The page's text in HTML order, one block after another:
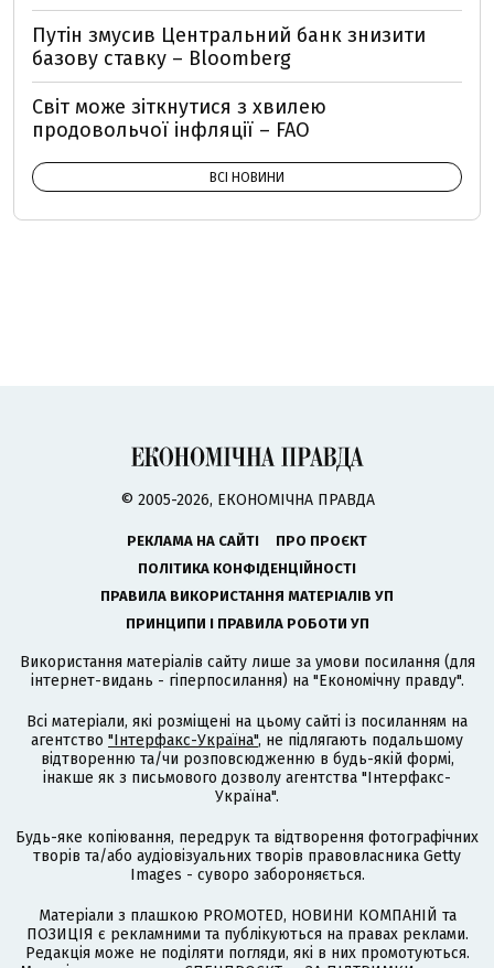
Путін змусив Центральний банк знизити
базову ставку – Bloomberg
Світ може зіткнутися з хвилею
продовольчої інфляції – FAO
ВСІ НОВИНИ
© 2005-2026, ЕКОНОМІЧНА ПРАВДА
РЕКЛАМА НА САЙТІ
ПРО ПРОЄКТ
ПОЛІТИКА КОНФІДЕНЦІЙНОСТІ
ПРАВИЛА ВИКОРИСТАННЯ МАТЕРІАЛІВ УП
ПРИНЦИПИ І ПРАВИЛА РОБОТИ УП
Використання матеріалів сайту лише за умови посилання (для
інтернет-видань - гіперпосилання) на "Економічну правду".
Всі матеріали, які розміщені на цьому сайті із посиланням на
агентство "Інтерфакс-Україна", не підлягають подальшому
відтворенню та/чи розповсюдженню в будь-якій формі,
інакше як з письмового дозволу агентства "Інтерфакс-
Україна".
Будь-яке копіювання, передрук та відтворення фотографічних
творів та/або аудіовізуальних творів правовласника Getty
Images - суворо забороняється.
Матеріали з плашкою PROMOTED, НОВИНИ КОМПАНІЙ та
ПОЗИЦІЯ є рекламними та публікуються на правах реклами.
Редакція може не поділяти погляди, які в них промотуються.